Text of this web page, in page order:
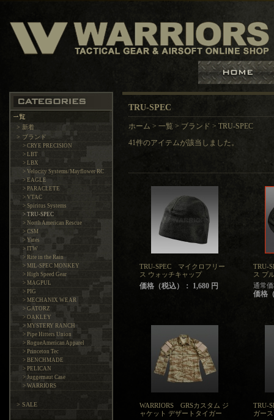
> 新着
> ブランド
> CRYE PRECISION
> LBT
> LBX
> Velocity Systems/Mayflower RC
> EAGLE
> PARACLETE
> VTAC
> Spiritus Systems
> TRU-SPEC
> North American Rescue
> CSM
> Yates
> ITW
> Rite in the Rain
> MIL-SPEC MONKEY
> High Speed Gear
> MAGPUL
> PIG
> MECHANIX WEAR
> GATORZ
> OAKLEY
> MYSTERY RANCH
> Pipe Hitters Union
> RogueAmerican Apparel
> Princeton Tec
> BENCHMADE
> PELICAN
> Juggernaut Case
> WARRIORS
> SALE
TRU-SPEC
ホーム > 一覧 > ブランド > TRU-SPEC
41件のアイテムが該当しました。
TRU-SPEC マイクロフリー
ス ウォッチキャップ
価格（税込）： 1,680 円
TRU-
ス プ
通常
価格
WARRIORS GRSカスタム ジ
ャケット デザートタイガー
TRU-
ガー